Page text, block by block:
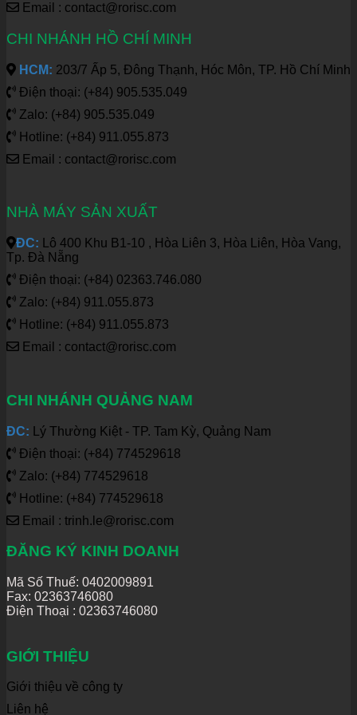
Email : contact@rorisc.com
CHI NHÁNH HỒ CHÍ MINH
HCM: 203/7 Ấp 5, Đông Thạnh, Hóc Môn, TP. Hồ Chí Minh
Điện thoại: (+84) 905.535.049
Zalo: (+84) 905.535.049
Hotline: (+84) 911.055.873
Email : contact@rorisc.com
NHÀ MÁY SẢN XUẤT
ĐC: Lô 400 Khu B1-10 , Hòa Liên 3, Hòa Liên, Hòa Vang,
Tp. Đà Nẵng
Điện thoại: (+84) 02363.746.080
Zalo: (+84) 911.055.873
Hotline: (+84) 911.055.873
Email : contact@rorisc.com
CHI NHÁNH QUẢNG NAM
ĐC: Lý Thường Kiệt - TP. Tam Kỳ, Quảng Nam
Điện thoại: (+84) 774529618
Zalo: (+84) 774529618
Hotline: (+84) 774529618
Email : trinh.le@rorisc.com
ĐĂNG KÝ KINH DOANH
Mã Số Thuế: 0402009891
Fax: 02363746080
Điện Thoại : 02363746080
GIỚI THIỆU
Giới thiệu về công ty
Liên hệ